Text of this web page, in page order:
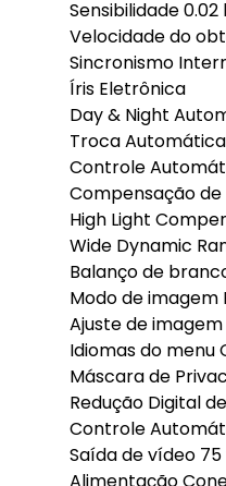
Sensibilidade 0.02
Velocidade do
Sincronismo
Íris Eletrônica
Day & Night
Troca
Controle
Compensação de
High Light
Wide Dynamic
Balanço de
Modo de imagem
Ajuste de
Idiomas do menu
Máscara de
Redução Digital
Controle
Saída de vídeo